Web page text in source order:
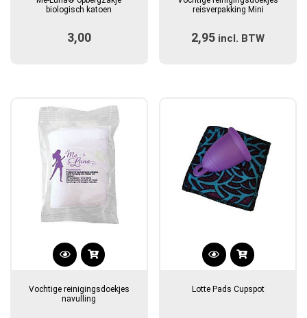
biologisch katoen
3,00
reisverpakking Mini
2,95 incl. BTW
Vochtige reinigingsdoekjes
navulling
Dit
heeft
Lotte Pads Cupspot